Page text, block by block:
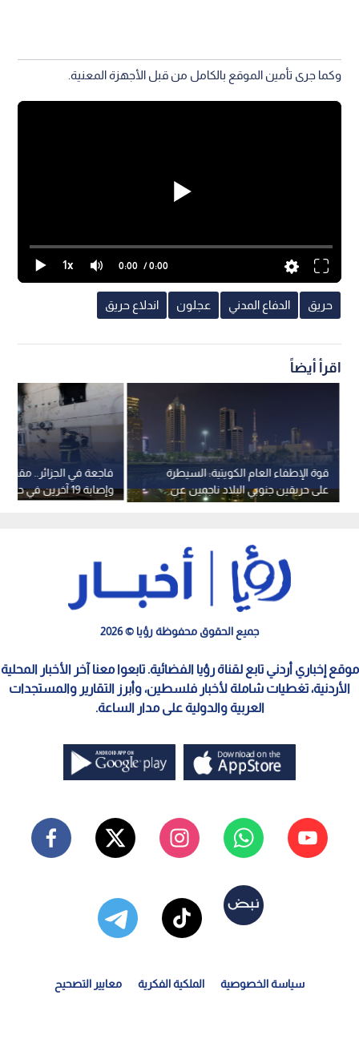
وكما جرى تأمين الموقع بالكامل من قبل الأجهزة المعنية.
1x 0:00 / 0:00
حريق الدفاع المدني عجلون اندلاع حريق
اقرأ أيضاً
وإصابة 19 آخرين في حريق دار أيتام
قوة الإطفاء العام الكويتية: السيطرة
على حريقين جنوبي البلاد ناجمين عن
"العدوان الإيراني الآثم"
جميع الحقوق محفوظة رؤيا © 2026
موقع إخباري أردني تابع لقناة رؤيا الفضائية. تابعوا معنا آخر الأخبار المحلية
الأردنية، تغطيات شاملة لأخبار فلسطين، وأبرز التقارير والمستجدات
العربية والدولية على مدار الساعة.
سياسة الخصوصية الملكية الفكرية معايير التصحيح